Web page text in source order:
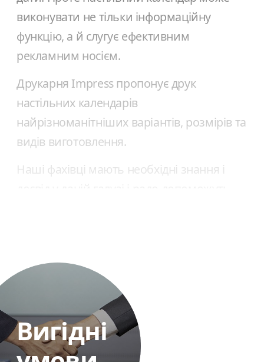
виконувати не тільки інформаційну
функцію, а й слугує ефективним
рекламним носієм.
Друкарня Impress пропонує друк
настільних календарів
найрізноманітніших варіантів, розмірів та
видів виготовлення.
Наші фахівці мають необхідні знання і
Вигідні
Вигідні